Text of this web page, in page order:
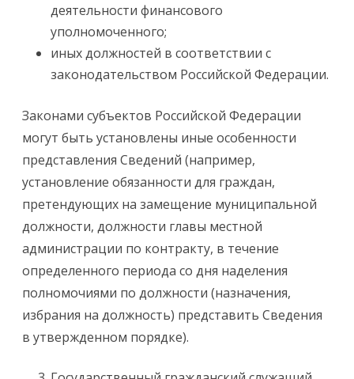
деятельности финансового
уполномоченного;
иных должностей в соответствии с
законодательством Российской Федерации.
Законами субъектов Российской Федерации
могут быть установлены иные особенности
представления Сведений (например,
установление обязанности для граждан,
претендующих на замещение муниципальной
должности, должности главы местной
администрации по контракту, в течение
определенного периода со дня наделения
полномочиями по должности (назначения,
избрания на должность) представить Сведения
в утвержденном порядке).